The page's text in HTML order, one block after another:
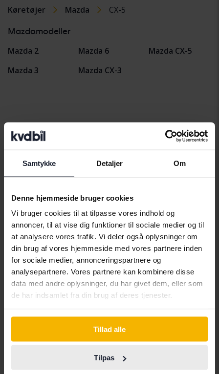
Samtykke Detaljer Om
Denne hjemmeside bruger cookies
Vi bruger cookies til at tilpasse vores indhold og
annoncer, til at vise dig funktioner til sociale medier og til
at analysere vores trafik. Vi deler også oplysninger om
din brug af vores hjemmeside med vores partnere inden
for sociale medier, annonceringspartnere og
analysepartnere. Vores partnere kan kombinere disse
data med andre oplysninger, du har givet dem, eller som
de har indsamlet fra din brug af deres tjenester.
Tillad alle
Tilpas
Køretøjer Mazda CX-5
Mazdamodeller
Mazda 2
Mazda 3
Mazda 6
Mazda CX-3
Mazda CX-5
Alfa Romeo
Aston Martin
Audi
Bentley
BMW
BYD
Cadillac
Chevrolet
Citroen
Hyundai
Jaguar
Jeep
KIA
Land Rover
Lynk&Co
Maserati
Mazda
MG
Peugeot
Renault
Rolls-Royce
Saab
SEAT
Skoda
Suzuki